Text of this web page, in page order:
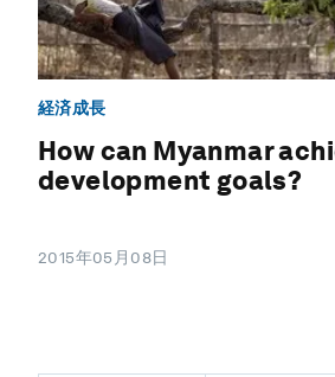
経済成長
How can Myanmar
development goals?
2015年05月08日